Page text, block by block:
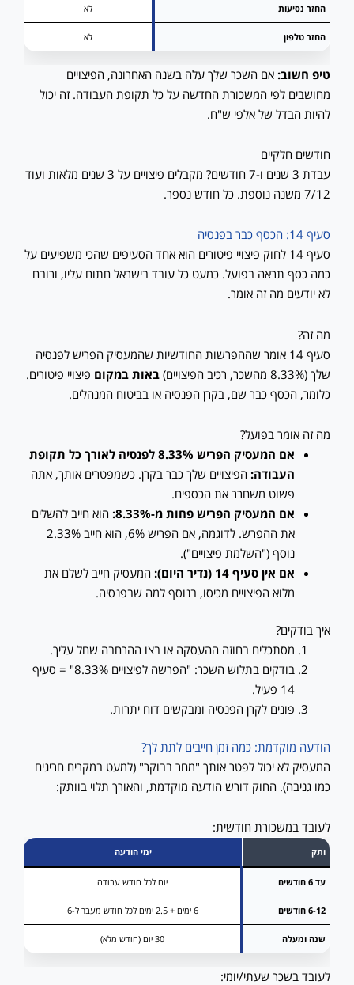
החזר נסיעות לא
החזר טלפון לא
טיפ חשוב: אם השכר שלך עלה בשנה האחרונה, הפיצויים
מחושבים לפי המשכורת החדשה על כל תקופת העבודה. זה יכול
להיות הבדל של אלפי ש"ח.
חודשים חלקיים
עבדת 3 שנים ו-7 חודשים? מקבלים פיצויים על 3 שנים מלאות ועוד
7/12 משנה נוספת. כל חודש נספר.
סעיף 14: הכסף כבר בפנסיה
סעיף 14 לחוק פיצויי פיטורים הוא אחד הסעיפים שהכי משפיעים על
כמה כסף תראה בפועל. כמעט כל עובד בישראל חתום עליו, ורובם
לא יודעים מה זה אומר.
מה זה?
סעיף 14 אומר שההפרשות החודשיות שהמעסיק הפריש לפנסיה
שלך (8.33% מהשכר, רכיב הפיצויים)
באות במקום פיצויי פיטורים.
כלומר, הכסף כבר שם, בקרן הפנסיה או בביטוח המנהלים.
מה זה אומר בפועל?
אם המעסיק הפריש 8.33% לפנסיה לאורך כל תקופת
העבודה: הפיצויים שלך כבר בקרן. כשמפטרים אותך, אתה
פשוט משחרר את הכספים.
אם המעסיק הפריש פחות מ-8.33%:
הוא חייב להשלים
את ההפרש. לדוגמה, אם הפריש 6%, הוא חייב 2.33%
נוסף ("השלמת פיצויים").
אם אין סעיף 14 (נדיר היום):
המעסיק חייב לשלם את
מלוא הפיצויים מכיסו, בנוסף למה שבפנסיה.
איך בודקים?
מסתכלים בחוזה ההעסקה או בצו ההרחבה שחל עליך.
בודקים בתלוש השכר: "הפרשה לפיצויים 8.33%" = סעיף
14 פעיל.
פונים לקרן הפנסיה ומבקשים דוח יתרות.
הודעה מוקדמת: כמה זמן חייבים לתת לך?
המעסיק לא יכול לפטר אותך "מחר בבוקר" (למעט במקרים חריגים
כמו גניבה). החוק דורש הודעה מוקדמת, והאורך תלוי בוותק:
לעובד במשכורת חודשית:
ותק ימי הודעה
עד 6 חודשים יום לכל חודש עבודה
6-12 חודשים 6 ימים + 2.5 ימים לכל חודש מעבר ל-6
שנה ומעלה 30 יום (חודש מלא)
לעובד בשכר שעתי/יומי: